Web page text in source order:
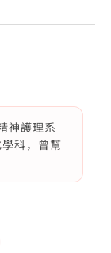
神護理系
科，曾幫